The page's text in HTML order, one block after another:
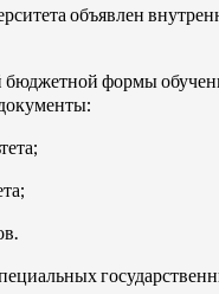
объявлен
формы